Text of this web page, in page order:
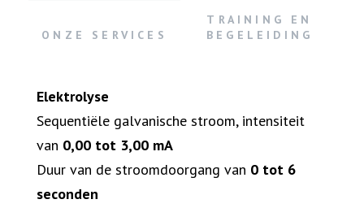
ONZE SERVICES
TRAINING EN
BEGELEIDING
Elektrolyse
Sequentiële galvanische stroom, intensiteit
van 0,00 tot 3,00 mA
Duur van de stroomdoorgang van 0 tot 6
seconden